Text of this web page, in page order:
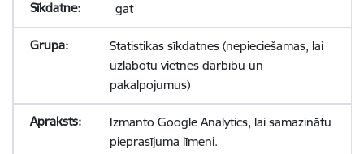
_gat
Statistikas sīkdatnes (nepieciešamas, lai
uzlabotu vietnes darbību un
pakalpojumus)
Izmanto Google Analytics, lai samazinātu
pieprasījuma līmeni.